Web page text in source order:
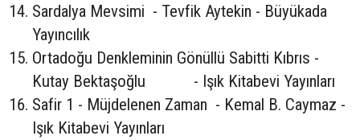
Sardalya Mevsimi - Tevfik Aytekin - Büyükada
Yayıncılık
Ortadoğu Denkleminin Gönüllü Sabitti Kıbrıs -
Kutay Bektaşoğlu - Işık Kitabevi Yayınları
Safir 1 - Müjdelenen Zaman - Kemal B. Caymaz -
Işık Kitabevi Yayınları